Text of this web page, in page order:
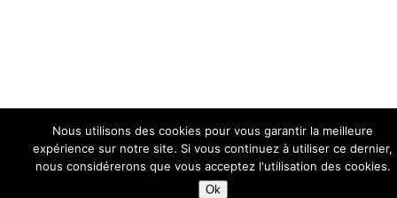
Nous utilisons des cookies pour vous garantir la meilleure
expérience sur notre site. Si vous continuez à utiliser ce dernier,
nous considérerons que vous acceptez l'utilisation des cookies.
Ok